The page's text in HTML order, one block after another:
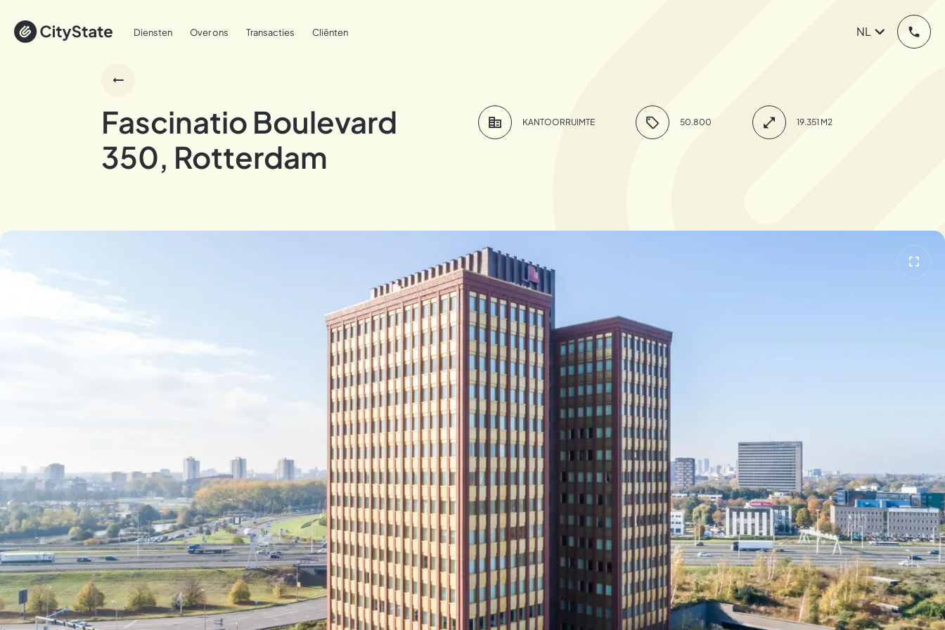
Diensten Over ons Transacties Cliënten NL
Fascinatio Boulevard
350, Rotterdam
KANTOORRUIMTE 50.800 19.351 M2